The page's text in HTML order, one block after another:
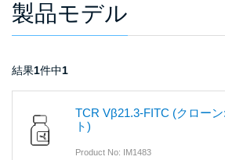
製品モデル
結果1件中1
TCR Vβ21.3-FITC (クロー
ト)
Product No: IM1483